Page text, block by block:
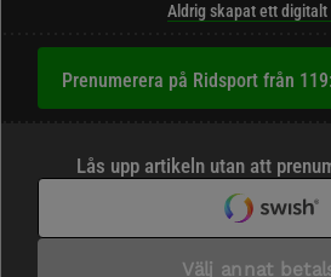
Aldrig skapat ett digitalt
Prenumerera på Ridsport från